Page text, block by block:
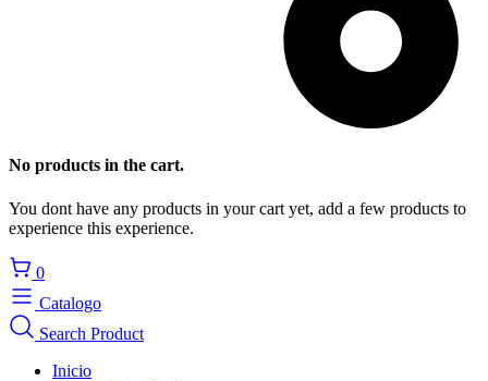
No products in the cart.
You dont have any products in your cart yet, add a few products to
experience this experience.
0
Catalogo
Search Product
Inicio